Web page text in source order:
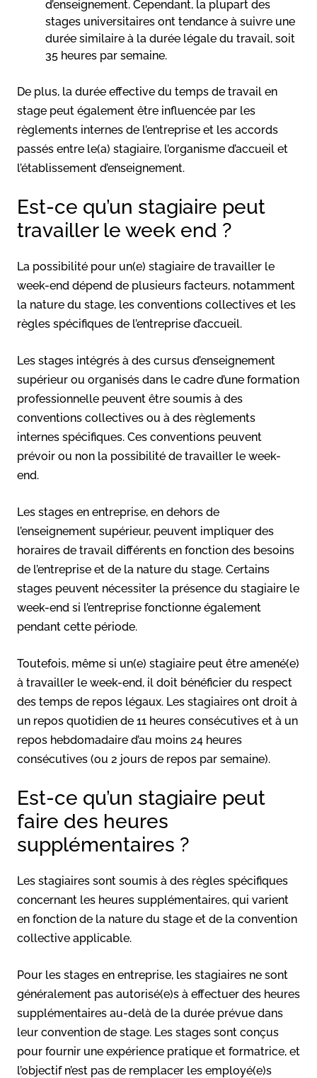
d’enseignement. Cependant, la plupart des
stages universitaires ont tendance à suivre une
durée similaire à la durée légale du travail, soit
35 heures par semaine.
De plus, la durée effective du temps de travail en
stage peut également être influencée par les
règlements internes de l’entreprise et les accords
passés entre le(a) stagiaire, l’organisme d’accueil et
l’établissement d’enseignement.
Est-ce qu’un stagiaire peut
travailler le week end ?
La possibilité pour un(e) stagiaire de travailler le
week-end dépend de plusieurs facteurs, notamment
la nature du stage, les conventions collectives et les
règles spécifiques de l’entreprise d’accueil.
Les stages intégrés à des cursus d’enseignement
supérieur ou organisés dans le cadre d’une formation
professionnelle peuvent être soumis à des
conventions collectives ou à des règlements
internes spécifiques. Ces conventions peuvent
prévoir ou non la possibilité de travailler le week-
end.
Les stages en entreprise, en dehors de
l’enseignement supérieur, peuvent impliquer des
horaires de travail différents en fonction des besoins
de l’entreprise et de la nature du stage. Certains
stages peuvent nécessiter la présence du stagiaire le
week-end si l’entreprise fonctionne également
pendant cette période.
Toutefois, même si un(e) stagiaire peut être amené(e)
à travailler le week-end, il doit bénéficier du respect
des temps de repos légaux. Les stagiaires ont droit à
un repos quotidien de 11 heures consécutives et à un
repos hebdomadaire d’au moins 24 heures
consécutives (ou 2 jours de repos par semaine).
Est-ce qu’un stagiaire peut
faire des heures
supplémentaires ?
Les stagiaires sont soumis à des règles spécifiques
concernant les heures supplémentaires, qui varient
en fonction de la nature du stage et de la convention
collective applicable.
Pour les stages en entreprise, les stagiaires ne sont
généralement pas autorisé(e)s à effectuer des heures
supplémentaires au-delà de la durée prévue dans
leur convention de stage. Les stages sont conçus
pour fournir une expérience pratique et formatrice, et
l’objectif n’est pas de remplacer les employé(e)s